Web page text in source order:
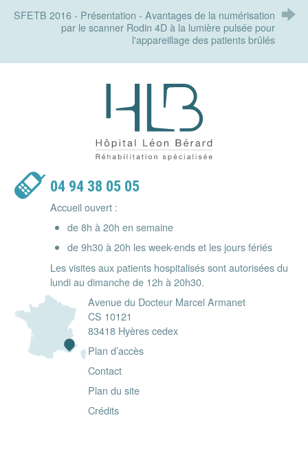
SFETB 2016 - Présentation - Avantages de la numérisation
par le scanner Rodin 4D à la lumière pulsée pour
l'appareillage des patients brûlés
Hôpital Léon Bérard -
04 94 38 05 05
Accueil ouvert :
de 8h à 20h en semaine
de 9h30 à 20h les week-ends et les jours fériés
Les visites aux patients hospitalisés sont autorisées du
lundi au dimanche de 12h à 20h30.
Avenue du Docteur Marcel Armanet
CS 10121
83418 Hyères cedex
Plan d’accès
Contact
Plan du site
Crédits